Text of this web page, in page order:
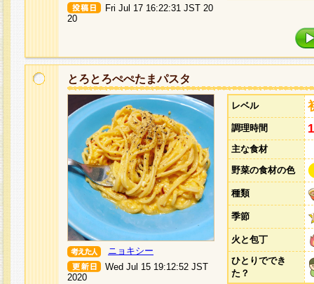
Fri Jul 17 16:22:31 JST 20
20
とろとろぺぺたまパスタ
ニョキシー
Wed Jul 15 19:12:52 JST
2020
レベル
調理時間
主な食材
野菜の食材の色
種類
季節
火と包丁
ひとりででき
た？